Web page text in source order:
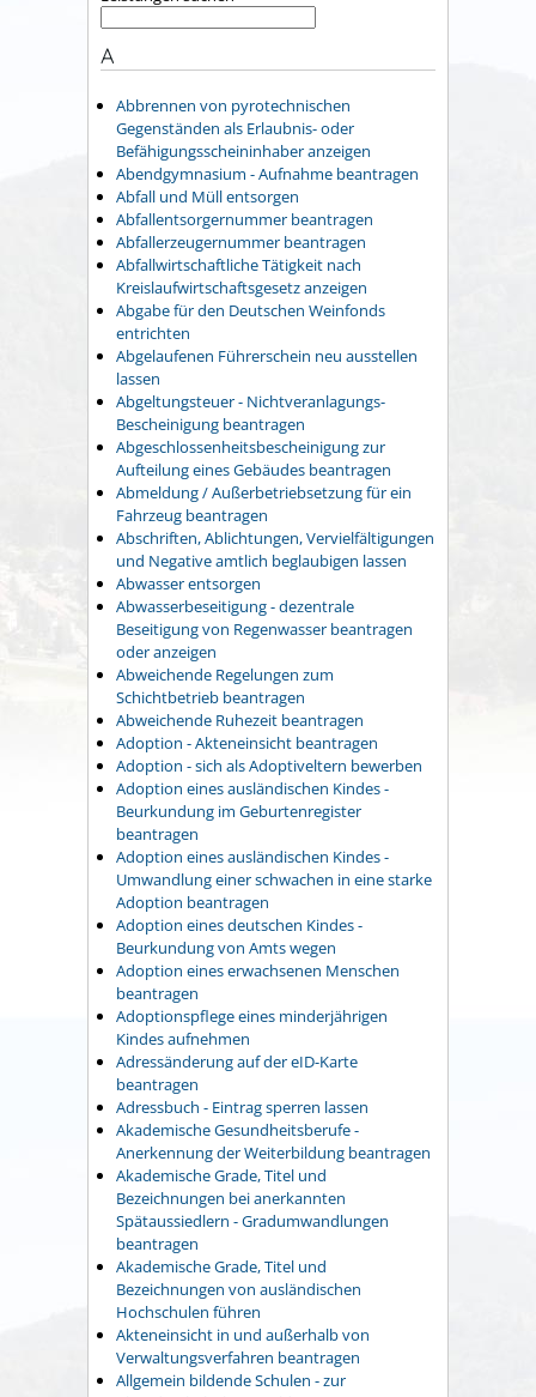
A
Abbrennen von pyrotechnischen
Gegenständen als Erlaubnis- oder
Befähigungsscheininhaber anzeigen
Abendgymnasium - Aufnahme beantragen
Abfall und Müll entsorgen
Abfallentsorgernummer beantragen
Abfallerzeugernummer beantragen
Abfallwirtschaftliche Tätigkeit nach
Kreislaufwirtschaftsgesetz anzeigen
Abgabe für den Deutschen Weinfonds
entrichten
Abgelaufenen Führerschein neu ausstellen
lassen
Abgeltungsteuer - Nichtveranlagungs-
Bescheinigung beantragen
Abgeschlossenheitsbescheinigung zur
Aufteilung eines Gebäudes beantragen
Abmeldung / Außerbetriebsetzung für ein
Fahrzeug beantragen
Abschriften, Ablichtungen, Vervielfältigungen
und Negative amtlich beglaubigen lassen
Abwasser entsorgen
Abwasserbeseitigung - dezentrale
Beseitigung von Regenwasser beantragen
oder anzeigen
Abweichende Regelungen zum
Schichtbetrieb beantragen
Abweichende Ruhezeit beantragen
Adoption - Akteneinsicht beantragen
Adoption - sich als Adoptiveltern bewerben
Adoption eines ausländischen Kindes -
Beurkundung im Geburtenregister
beantragen
Adoption eines ausländischen Kindes -
Umwandlung einer schwachen in eine starke
Adoption beantragen
Adoption eines deutschen Kindes -
Beurkundung von Amts wegen
Adoption eines erwachsenen Menschen
beantragen
Adoptionspflege eines minderjährigen
Kindes aufnehmen
Adressänderung auf der eID-Karte
beantragen
Adressbuch - Eintrag sperren lassen
Akademische Gesundheitsberufe -
Anerkennung der Weiterbildung beantragen
Akademische Grade, Titel und
Bezeichnungen bei anerkannten
Spätaussiedlern - Gradumwandlungen
beantragen
Akademische Grade, Titel und
Bezeichnungen von ausländischen
Hochschulen führen
Akteneinsicht in und außerhalb von
Verwaltungsverfahren beantragen
Allgemein bildende Schulen - zur